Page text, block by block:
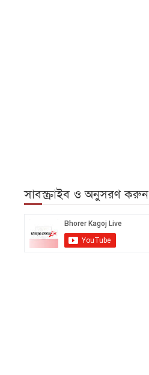
সাবস্ক্রাইব ও অনুসরণ করুন